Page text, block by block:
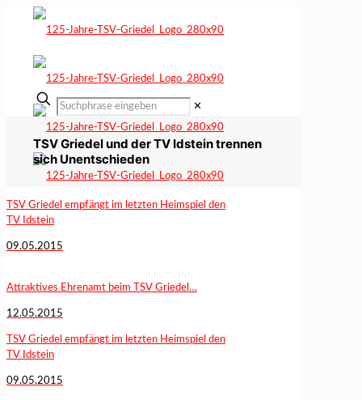
✕
TSV Griedel und der TV Idstein trennen
sich Unentschieden
TSV Griedel empfängt im letzten Heimspiel den
TV Idstein
09.05.2015
Attraktives Ehrenamt beim TSV Griedel…
12.05.2015
TSV Griedel empfängt im letzten Heimspiel den
TV Idstein
09.05.2015